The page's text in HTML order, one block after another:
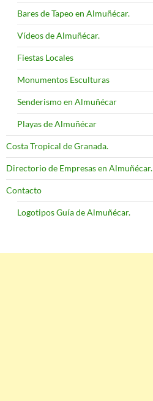
Bares de Tapeo en Almuñécar.
Vídeos de Almuñécar.
Fiestas Locales
Monumentos Esculturas
Senderismo en Almuñécar
Playas de Almuñécar
Costa Tropical de Granada.
Directorio de Empresas en Almuñécar.
Contacto
Logotipos Guía de Almuñécar.